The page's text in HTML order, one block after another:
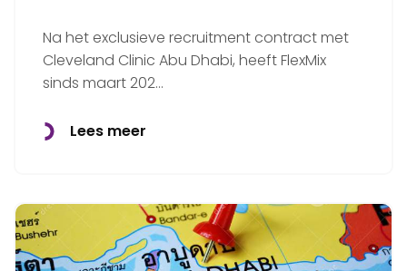
Na het exclusieve recruitment contract met
Cleveland Clinic Abu Dhabi, heeft FlexMix
sinds maart 202…
Lees meer